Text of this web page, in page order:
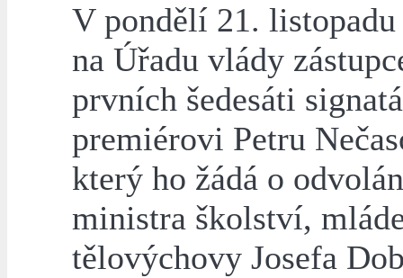
V pondělí 21. listopadu
na Úřadu vlády
prvních šedesáti
premiérovi Petru
který ho žádá o
ministra školství,
tělovýchovy Josefa